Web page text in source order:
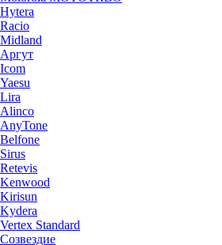
Hytera
Racio
Midland
Аргут
Icom
Yaesu
Lira
Alinco
AnyTone
Belfone
Sirus
Retevis
Kenwood
Kirisun
Kydera
Vertex Standard
Созвездие